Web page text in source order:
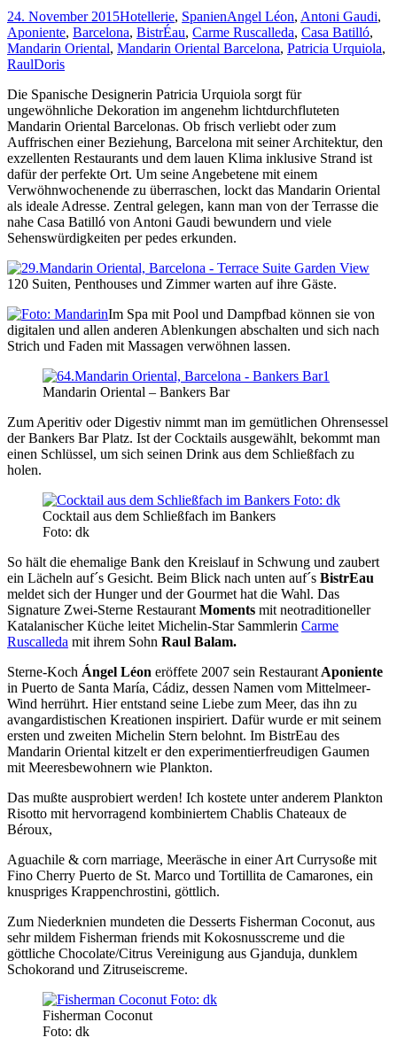
24. November 2015Hotellerie, SpanienAngel Léon, Antoni Gaudi,
Aponiente, Barcelona, BistrÉau, Carme Ruscalleda, Casa Batilló,
Mandarin Oriental, Mandarin Oriental Barcelona, Patricia Urquiola,
RaulDoris
Die Spanische Designerin Patricia Urquiola sorgt für
ungewöhnliche Dekoration im angenehm lichtdurchfluteten
Mandarin Oriental Barcelonas. Ob frisch verliebt oder zum
Auffrischen einer Beziehung, Barcelona mit seiner Architektur, den
exzellenten Restaurants und dem lauen Klima inklusive Strand ist
dafür der perfekte Ort. Um seine Angebetene mit einem
Verwöhnwochenende zu überraschen, lockt das Mandarin Oriental
als ideale Adresse. Zentral gelegen, kann man von der Terrasse die
nahe Casa Batilló von Antoni Gaudi bewundern und viele
Sehenswürdigkeiten per pedes erkunden.
120 Suiten, Penthouses und Zimmer warten auf ihre Gäste.
Im Spa mit Pool und Dampfbad können sie von
digitalen und allen anderen Ablenkungen abschalten und sich nach
Strich und Faden mit Massagen verwöhnen lassen.
Mandarin Oriental – Bankers Bar
Zum Aperitiv oder Digestiv nimmt man im gemütlichen Ohrensessel
der Bankers Bar Platz. Ist der Cocktails ausgewählt, bekommt man
einen Schlüssel, um sich seinen Drink aus dem Schließfach zu
holen.
Cocktail aus dem Schließfach im Bankers
Foto: dk
So hält die ehemalige Bank den Kreislauf in Schwung und zaubert
ein Lächeln auf´s Gesicht. Beim Blick nach unten auf´s BistrEau
meldet sich der Hunger und der Gourmet hat die Wahl. Das
Signature Zwei-Sterne RestaurantMoments mit neotraditioneller
Katalanischer Küche leitet Michelin-Star Sammlerin Carme
Ruscalleda mit ihrem Sohn Raul Balam.
Sterne-Koch Ángel Léon eröffete 2007 sein RestaurantAponiente
in Puerto de Santa María, Cádiz, dessen Namen vom Mittelmeer-
Wind herrührt. Hier entstand seine Liebe zum Meer, das ihn zu
avangardistischen Kreationen inspiriert. Dafür wurde er mit seinem
ersten und zweiten Michelin Stern belohnt. Im BistrEau des
Mandarin Oriental kitzelt er den experimentierfreudigen Gaumen
mit Meeresbewohnern wie Plankton.
Das mußte ausprobiert werden! Ich kostete unter anderem Plankton
Risotto mit hervorragend kombiniertem Chablis Chateaux de
Béroux,
Aguachile & corn marriage, Meeräsche in einer Art Currysoße mit
Fino Cherry Puerto de St. Marco und Tortillita de Camarones, ein
knuspriges Krappenchrostini, göttlich.
Zum Niederknien mundeten die Desserts Fisherman Coconut, aus
sehr mildem Fisherman friends mit Kokosnusscreme und die
göttliche Chocolate/Citrus Vereinigung aus Gjanduja, dunklem
Schokorand und Zitruseiscreme.
Fisherman Coconut
Foto: dk